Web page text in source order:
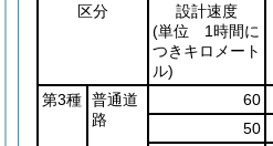
区分
設計速度
(単位 1時間に
つきキロメート
ル)
第3種 普通道
路
60
50